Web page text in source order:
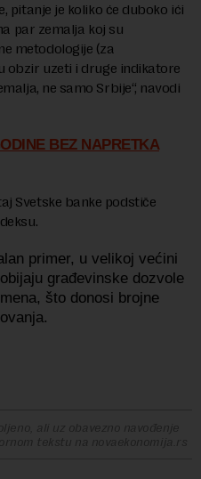
pitanje je koliko će duboko ići
par zemalja koj su
metodologije (za
obzir uzeti i druge indikatore
ne samo Srbije“, navodi
BEZ NAPRETKA
Svetske banke podstiče
primer, u velikoj većini
građevinske dozvole
što donosi brojne
ali uz obavezno navođenje
tekstu na novaekonomija.rs